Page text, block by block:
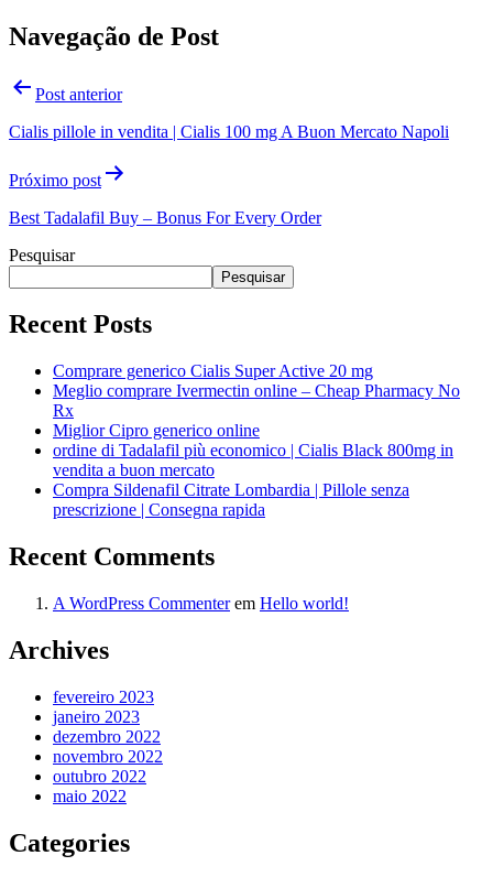
Navegação de Post
Post anterior
Cialis pillole in vendita | Cialis 100 mg A Buon Mercato Napoli
Próximo post
Best Tadalafil Buy – Bonus For Every Order
Pesquisar
Pesquisar
Recent Posts
Comprare generico Cialis Super Active 20 mg
Meglio comprare Ivermectin online – Cheap Pharmacy No
Rx
Miglior Cipro generico online
ordine di Tadalafil più economico | Cialis Black 800mg in
vendita a buon mercato
Compra Sildenafil Citrate Lombardia | Pillole senza
prescrizione | Consegna rapida
Recent Comments
A WordPress Commenterem Hello world!
Archives
fevereiro 2023
janeiro 2023
dezembro 2022
novembro 2022
outubro 2022
maio 2022
Categories